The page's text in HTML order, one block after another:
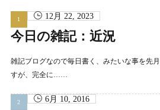
12月 22, 2023
今日の雑記：近況
雑記ブログなので毎日書く、みたいな事を先
すが、完全に……
6月 10, 2016